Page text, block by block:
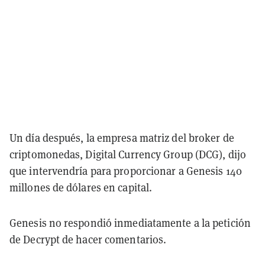
Un día después, la empresa matriz del broker de
criptomonedas, Digital Currency Group (DCG), dijo
que intervendría para proporcionar a Genesis 140
millones de dólares en capital.
Genesis no respondió inmediatamente a la petición
de Decrypt de hacer comentarios.